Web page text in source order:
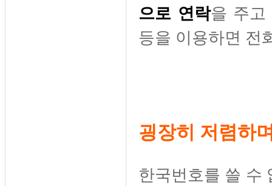
으로 연락을 주고
등을 이용하면 전
굉장히 저렴하
한국번호를 쓸 수